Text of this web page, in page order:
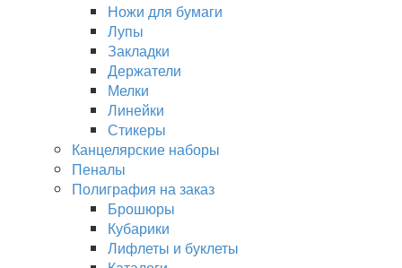
Ножи для бумаги
Лупы
Закладки
Держатели
Мелки
Линейки
Стикеры
Канцелярские наборы
Пеналы
Полиграфия на заказ
Брошюры
Кубарики
Лифлеты и буклеты